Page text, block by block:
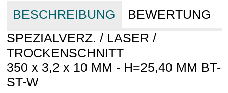
BESCHREIBUNG
BEWERTUNG
SPEZIALVERZ. / LASER /
TROCKENSCHNITT
350 x 3,2 x 10 MM - H=25,40 MM BT-
ST-W